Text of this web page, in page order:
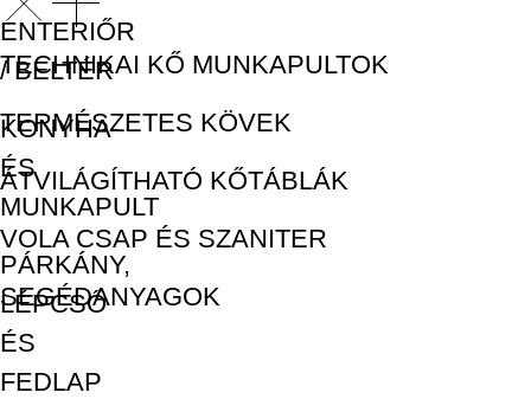
ENTERIŐR
/ BELTÉR
KONYHA-
ÉS
MUNKAPULT
PÁRKÁNY,
LÉPCSŐ
ÉS
FEDLAP
TECHNIKAI KŐ MUNKAPULTOK
TERMÉSZETES KÖVEK
ÁTVILÁGÍTHATÓ KŐTÁBLÁK
VOLA CSAP ÉS SZANITER
SEGÉDANYAGOK